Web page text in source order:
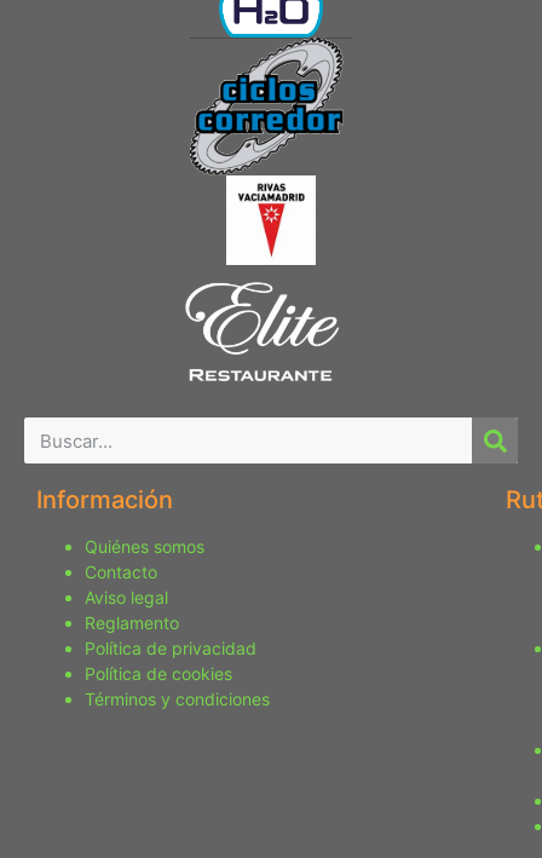
Información
Quiénes somos
Contacto
Aviso legal
Reglamento
Política de privacidad
Política de cookies
Términos y condiciones